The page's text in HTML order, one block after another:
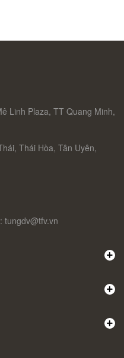
Linh Plaza, TT Quang Minh,
Thái Hòa, Tân Uyên,
tungdv@tfv.vn